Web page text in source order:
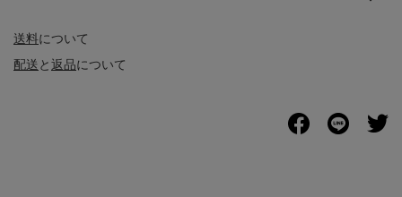
送料について
配送と返品について